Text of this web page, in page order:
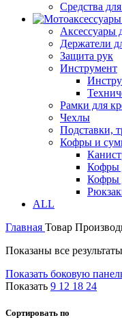
Средства
Аксессуары
Держатели
Защита рук
Инструмент
Рамки для
Чехлы
Подставки,
Кофры и
Кофры
Кофры
ALL
Главная Товар
Показаны все
Показать боковую
Показать 9 12 18 24
Сортировать по